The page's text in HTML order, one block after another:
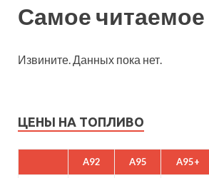
Самое читаемое
Извините. Данных пока нет.
ЦЕНЫ НА ТОПЛИВО
A92 A95 A95+